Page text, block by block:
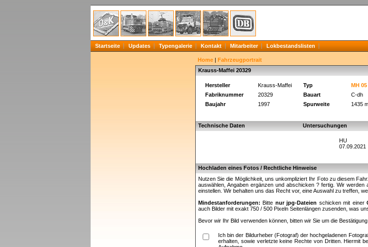
Startseite Updates Typengalerie Kontakt Mitarbeiter Lokbestandslisten
Home | Fahrzeugportrait
Krauss-Maffei 20329
Hersteller Krauss-Maffei Typ MH 05
Fabriknummer
20329 Bauart C-dh
Baujahr
1997 Spurweite 1435
Technische Daten Untersuchungen
HU
07.09.2021
Hochladen eines Fotos / Rechtliche Hinweise
Nutzen Sie die Möglichkeit, uns unkompliziert Ihr Foto zu diesem
auswählen, Angaben ergänzen und abschicken ? fertig. Wir
einstellen. Wir behalten uns das Recht vor, eine Auswahl zu treffen,
Mindestanforderungen: Bitte nur jpg-Dateien schicken mit einer
auch Bilder mit exakt 750 / 500 Pixeln Seitenlängen zusenden, was
Bevor wir Ihr Bild verwenden können, bitten wir Sie um die
Ich bin der Bildurheber (Fotograf) der hochgeladenen
erhalten, sowie verletzte keine Rechte von Dritten. Hiermit